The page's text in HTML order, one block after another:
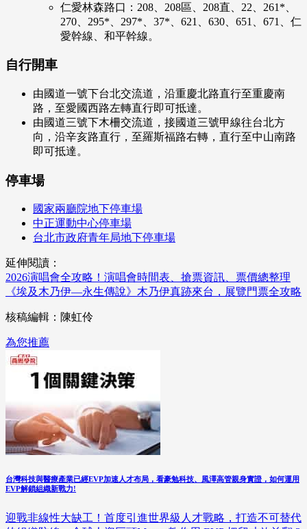
仁愛林森路口：208、208區、208直、22、261*、
270、295*、297*、37*、621、630、651、671、仁
愛幹線、和平幹線。
自行開車
由國道一號下台北交流道，沿重慶北路直行至重慶南
路，至愛國西路左轉直行即可抵達。
由國道三號下木柵交流道，接國道三號甲線往台北方
向，沿辛亥路直行，至羅斯福路右轉，直行至中山南路
即可抵達。
停車場
國家兩廳院地下停車場
中正運動中心停車場
台北市政府青年局地下停車場
延伸閱讀：
2026演唱會全攻略！演唱會時間表、搶票資訊、票價總整理
《埃及木乃伊—永生傳說》木乃伊真跡來台，展覽門票全攻略
核稿編輯：陳虹伶
為您推薦
台灣科技與醫療產業已經EVP加速人才布局，看豪勉科技、風澤高管親身實證，如何運用
EVP解鎖組織新戰力!
迎戰非線性大缺工！首度引進世界級人才戰略，打造不可替代